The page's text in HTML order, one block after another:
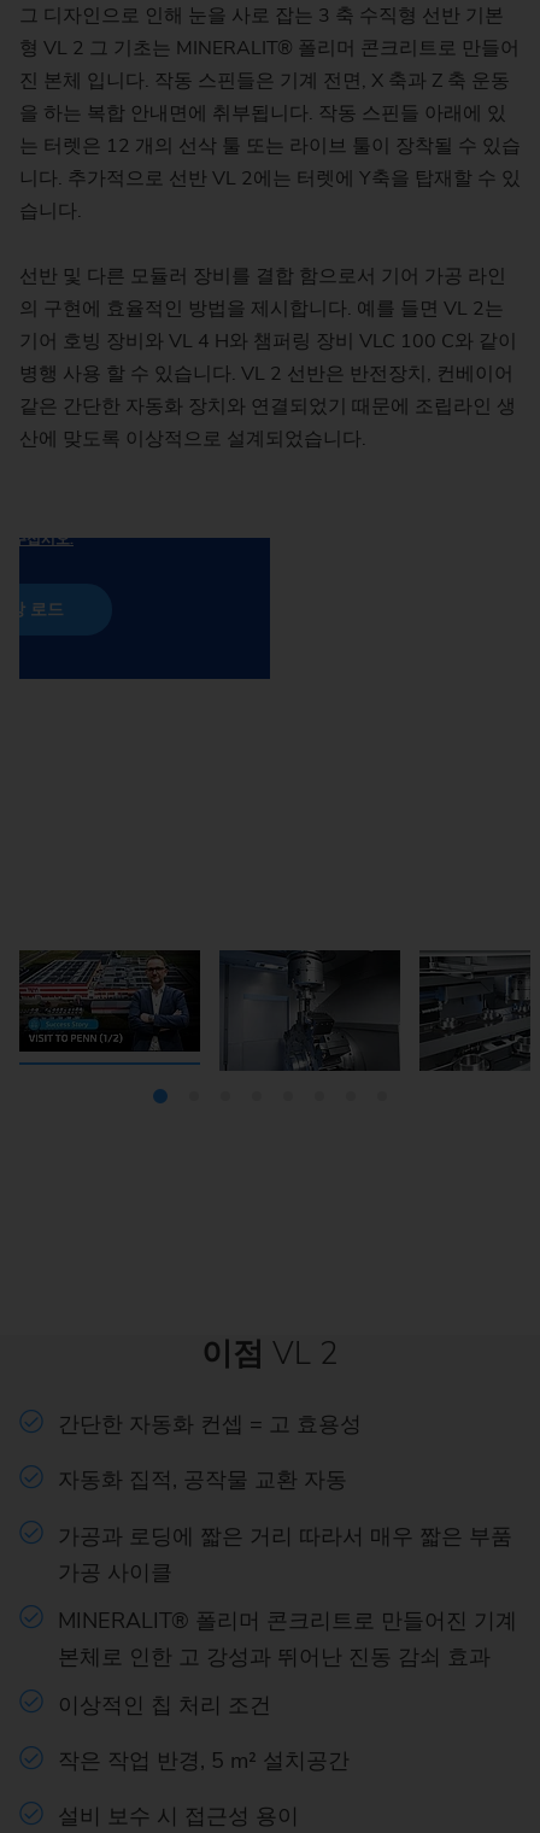
그 디자인으로 인해 눈을 사로 잡는 3 축 수직형 선반 기본
형 VL 2 그 기초는 MINERALIT® 폴리머 콘크리트로 만들어
진 본체 입니다. 작동 스핀들은 기계 전면, X 축과 Z 축 운동
을 하는 복합 안내면에 취부됩니다. 작동 스핀들 아래에 있
는 터렛은 12 개의 선삭 툴 또는 라이브 툴이 장착될 수 있습
니다. 추가적으로 선반 VL 2에는 터렛에 Y축을 탑재할 수 있
습니다.
선반 및 다른 모듈러 장비를 결합 함으로서 기어 가공 라인
의 구현에 효율적인 방법을 제시합니다. 예를 들면 VL 2는
기어 호빙 장비와 VL 4 H와 챔퍼링 장비 VLC 100 C와 같이
병행 사용 할 수 있습니다. VL 2 선반은 반전장치, 컨베이어
같은 간단한 자동화 장치와 연결되었기 때문에 조립라인 생
산에 맞도록 이상적으로 설계되었습니다.
다. 활성화 시 개인 데이터(예: 귀하의
되고 쿠키가 저장됩니다. "동영상 로
주십시오.
상 로드
이점 VL 2
간단한 자동화 컨셉 = 고 효용성
자동화 집적, 공작물 교환 자동
가공과 로딩에 짧은 거리 따라서 매우 짧은 부품
가공 사이클
MINERALIT® 폴리머 콘크리트로 만들어진 기계
본체로 인한 고 강성과 뛰어난 진동 감쇠 효과
이상적인 칩 처리 조건
작은 작업 반경, 5 m² 설치공간
설비 보수 시 접근성 용이